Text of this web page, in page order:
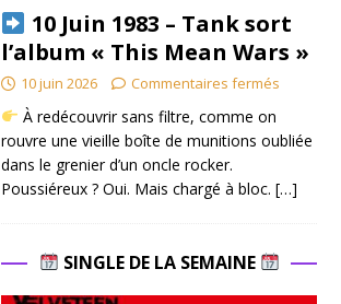
10 Juin 1983 – Tank sort
l’album « This Mean Wars »
10 juin 2026 Commentaires fermés
À redécouvrir sans filtre, comme on
rouvre une vieille boîte de munitions oubliée
dans le grenier d’un oncle rocker.
Poussiéreux ? Oui. Mais chargé à bloc. […]
SINGLE DE LA SEMAINE